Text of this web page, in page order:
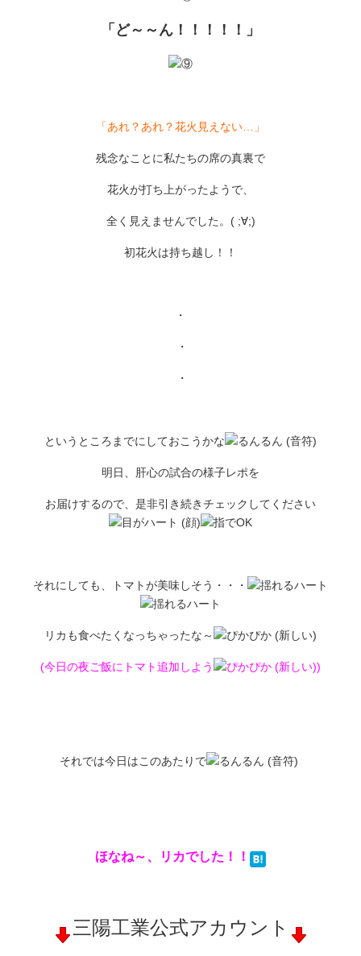
「ど～～ん！！！！！」
「あれ？あれ？花火見えない…」
残念なことに私たちの席の真裏で
花火が打ち上がったようで、
全く見えませんでした。( ;∀;)
初花火は持ち越し！！
・
・
・
というところまでにしておこうかな
明日、肝心の試合の様子レポを
お届けするので、是非引き続きチェックしてください
それにしても、トマトが美味しそう・・・
リカも食べたくなっちゃったな～
(今日の夜ご飯にトマト追加しよう )
それでは今日はこのあたりで
ほなね～、リカでした！！
三陽工業公式アカウント